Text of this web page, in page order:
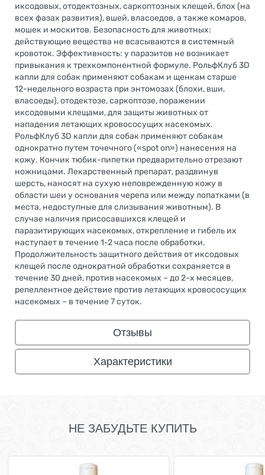
иксодовых, отодектозных, саркоптозных клещей, блох (на
всех фазах развития), вшей, власоедов, а также комаров,
мошек и москитов. Безопасность для животных:
действующие вещества не всасываются в системный
кровоток. Эффективность: у паразитов не возникает
привыкания к трехкомпонентной формуле. РольфКлуб 3D
капли для собак применяют собакам и щенкам старше
12-недельного возраста при энтомозах (блохи, вши,
власоеды), отодектозе, саркоптозе, поражении
иксодовыми клещами, для защиты животных от
нападения летающих кровососущих насекомых.
РольфКлуб 3D капли для собак применяют собакам
однократно путем точечного («spot on») нанесения на
кожу. Кончик тюбик-пипетки предварительно отрезают
ножницами. Лекарственный препарат, раздвинув
шерсть, наносят на сухую неповрежденную кожу в
области шеи у основания черепа или между лопатками (в
места, недоступные для слизывания животным). В
случае наличия присосавшихся клещей и
паразитирующих насекомых, открепление и гибель их
наступает в течение 1-2 часа после обработки.
Продолжительность защитного действия от иксодовых
клещей после однократной обработки сохраняется в
течение 30 дней, против насекомых – до 2-х месяцев,
репеллентное действие против летающих кровососущих
насекомых – в течение 7 суток.
Отзывы
Характеристики
НЕ ЗАБУДЬТЕ КУПИТЬ